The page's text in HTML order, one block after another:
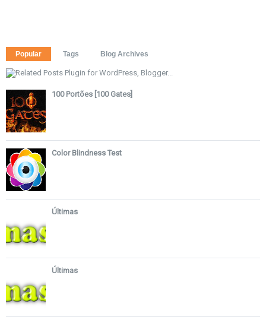
Popular Tags Blog Archives
100 Portões [100 Gates]
Color Blindness Test
Últimas
Últimas